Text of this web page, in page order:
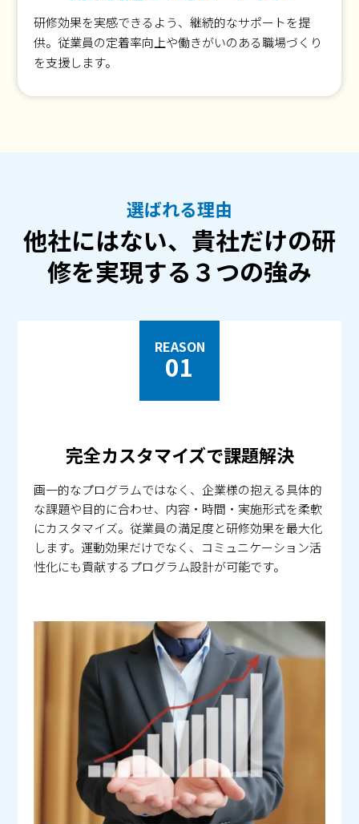
研修効果を実感できるよう、継続的なサポートを提
供。従業員の定着率向上や働きがいのある職場づくり
を支援します。
選ばれる理由
他社にはない、貴社だけの研
修を実現する３つの強み
REASON
01
完全カスタマイズで課題解決
画一的なプログラムではなく、企業様の抱える具体的
な課題や目的に合わせ、内容・時間・実施形式を柔軟
にカスタマイズ。従業員の満足度と研修効果を最大化
します。運動効果だけでなく、コミュニケーション活
性化にも貢献するプログラム設計が可能です。